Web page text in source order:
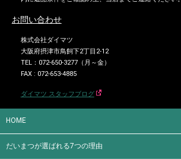
お問い合わせ
株式会社ダイマツ
大阪府摂津市鳥飼下2丁目2-12
TEL：072-650-3277（月～金）
FAX : 072-653-4885
ダイマツ スタッフブログ
HOME
だいまつが選ばれる7つの理由